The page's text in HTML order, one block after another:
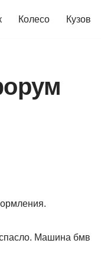
Колесо Кузов
спасло. Машина бмв